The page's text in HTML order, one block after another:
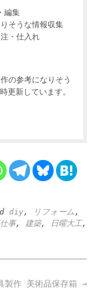
編集
そうな情報収集
・仕入れ
の参考になりそう
更新しています。
diy, リフォーム ,
事, 建築, 日曜大工,
製作 美術品保存箱 →